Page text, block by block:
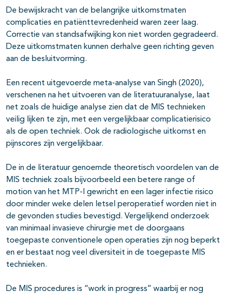
De bewijskracht van de belangrijke uitkomstmaten
complicaties en patiënttevredenheid waren zeer laag.
Correctie van standsafwijking kon niet worden gegradeerd.
Deze uitkomstmaten kunnen derhalve geen richting geven
aan de besluitvorming.
Een recent uitgevoerde meta-analyse van Singh (2020),
verschenen na het uitvoeren van de literatuuranalyse, laat
net zoals de huidige analyse zien dat de MIS technieken
veilig lijken te zijn, met een vergelijkbaar complicatierisico
als de open techniek. Ook de radiologische uitkomst en
pijnscores zijn vergelijkbaar.
De in de literatuur genoemde theoretisch voordelen van de
MIS techniek zoals bijvoorbeeld een betere range of
motion van het MTP-I gewricht en een lager infectie risico
door minder weke delen letsel peroperatief worden niet in
de gevonden studies bevestigd. Vergelijkend onderzoek
van minimaal invasieve chirurgie met de doorgaans
toegepaste conventionele open operaties zijn nog beperkt
en er bestaat nog veel diversiteit in de toegepaste MIS
technieken.
De MIS procedures is “work in progress” waarbij er nog